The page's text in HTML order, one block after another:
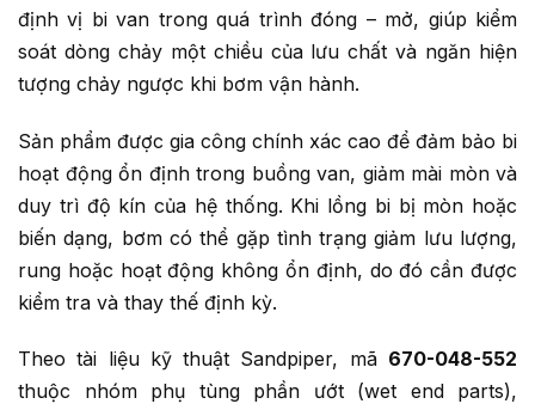
định vị bi van trong quá trình đóng – mở, giúp kiểm
soát dòng chảy một chiều của lưu chất và ngăn hiện
tượng chảy ngược khi bơm vận hành.
Sản phẩm được gia công chính xác cao để đảm bảo bi
hoạt động ổn định trong buồng van, giảm mài mòn và
duy trì độ kín của hệ thống. Khi lồng bi bị mòn hoặc
biến dạng, bơm có thể gặp tình trạng giảm lưu lượng,
rung hoặc hoạt động không ổn định, do đó cần được
kiểm tra và thay thế định kỳ.
Theo tài liệu kỹ thuật Sandpiper, mã 670-048-552
thuộc nhóm phụ tùng phần ướt (wet end parts),